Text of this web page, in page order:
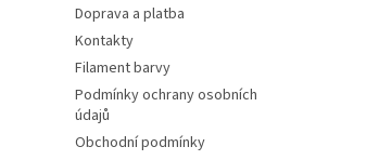
Doprava a platba
Kontakty
Filament barvy
Podmínky ochrany osobních
údajů
Obchodní podmínky